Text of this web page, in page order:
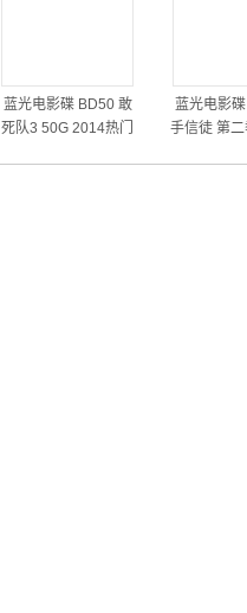
蓝光电影碟 BD50 敢
死队3 50G 2014热门
蓝光电影
手信徒 第